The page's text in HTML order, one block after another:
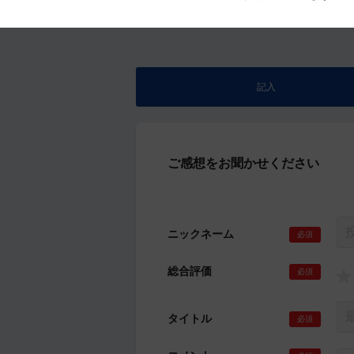
記入
ご感想をお聞かせください
ニックネーム 必須
総合評価 必須
タイトル 必須